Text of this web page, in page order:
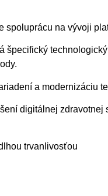
spoluprácu na vývoji
špecifický
a modernizáciu
digitálnej zdravotnej
trvanlivosťou